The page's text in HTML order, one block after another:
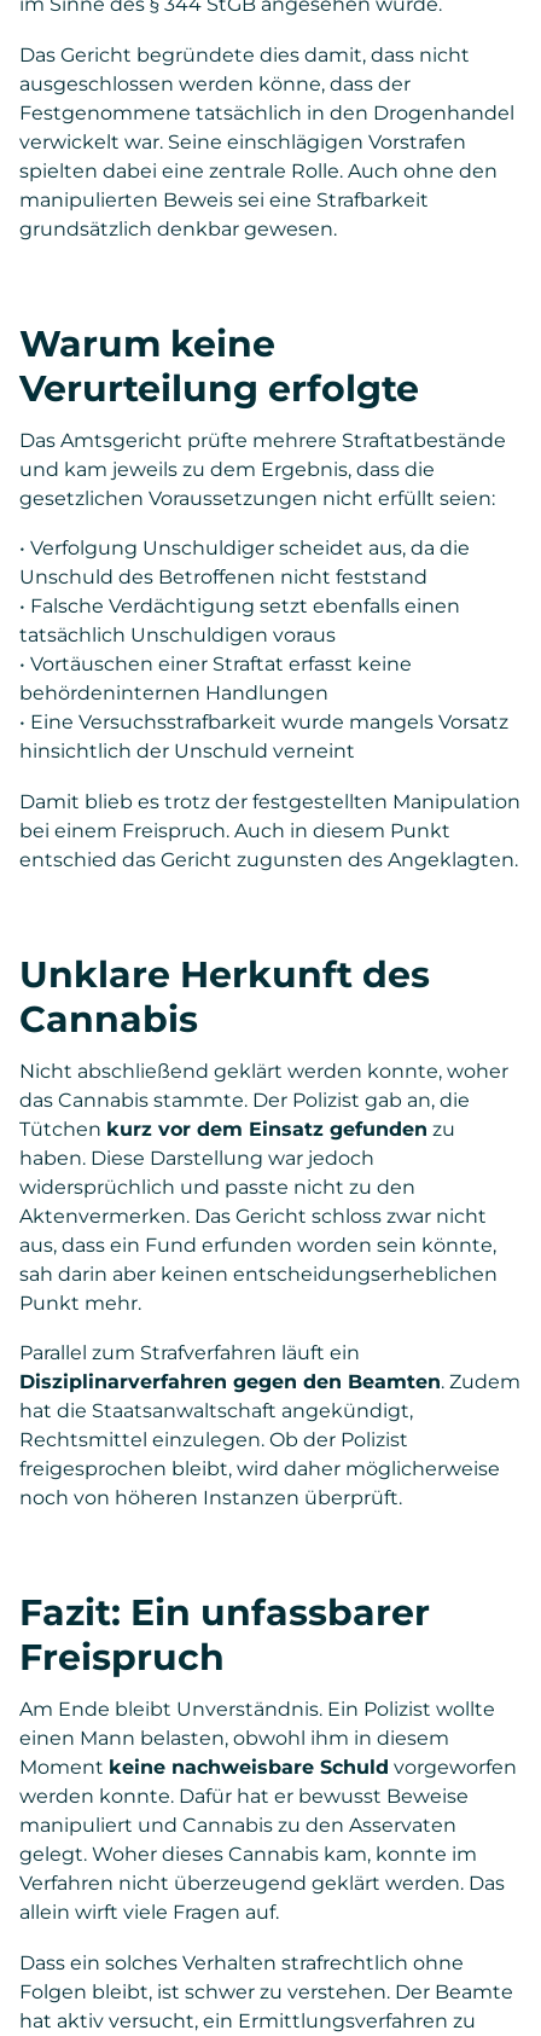
im Sinne des § 344 StGB angesehen wurde.
Das Gericht begründete dies damit, dass nicht
ausgeschlossen werden könne, dass der
Festgenommene tatsächlich in den Drogenhandel
verwickelt war. Seine einschlägigen Vorstrafen
spielten dabei eine zentrale Rolle. Auch ohne den
manipulierten Beweis sei eine Strafbarkeit
grundsätzlich denkbar gewesen.
Warum keine
Verurteilung erfolgte
Das Amtsgericht prüfte mehrere Straftatbestände
und kam jeweils zu dem Ergebnis, dass die
gesetzlichen Voraussetzungen nicht erfüllt seien:
• Verfolgung Unschuldiger scheidet aus, da die
Unschuld des Betroffenen nicht feststand
• Falsche Verdächtigung setzt ebenfalls einen
tatsächlich Unschuldigen voraus
• Vortäuschen einer Straftat erfasst keine
behördeninternen Handlungen
• Eine Versuchsstrafbarkeit wurde mangels Vorsatz
hinsichtlich der Unschuld verneint
Damit blieb es trotz der festgestellten Manipulation
bei einem Freispruch. Auch in diesem Punkt
entschied das Gericht zugunsten des Angeklagten.
Unklare Herkunft des
Cannabis
Nicht abschließend geklärt werden konnte, woher
das Cannabis stammte. Der Polizist gab an, die
Tütchen kurz vor dem Einsatz gefunden zu
haben. Diese Darstellung war jedoch
widersprüchlich und passte nicht zu den
Aktenvermerken. Das Gericht schloss zwar nicht
aus, dass ein Fund erfunden worden sein könnte,
sah darin aber keinen entscheidungserheblichen
Punkt mehr.
Parallel zum Strafverfahren läuft ein
Disziplinarverfahren gegen den Beamten. Zudem
hat die Staatsanwaltschaft angekündigt,
Rechtsmittel einzulegen. Ob der Polizist
freigesprochen bleibt, wird daher möglicherweise
noch von höheren Instanzen überprüft.
Fazit: Ein unfassbarer
Freispruch
Am Ende bleibt Unverständnis. Ein Polizist wollte
einen Mann belasten, obwohl ihm in diesem
Moment keine nachweisbare Schuld vorgeworfen
werden konnte. Dafür hat er bewusst Beweise
manipuliert und Cannabis zu den Asservaten
gelegt. Woher dieses Cannabis kam, konnte im
Verfahren nicht überzeugend geklärt werden. Das
allein wirft viele Fragen auf.
Dass ein solches Verhalten strafrechtlich ohne
Folgen bleibt, ist schwer zu verstehen. Der Beamte
hat aktiv versucht, ein Ermittlungsverfahren zu